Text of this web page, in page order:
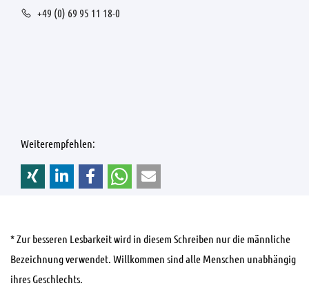
+49 (0) 69 95 11 18-0
Weiterempfehlen:
* Zur besseren Lesbarkeit wird in diesem Schreiben nur die männliche
Bezeichnung verwendet. Willkommen sind alle Menschen unabhängig
ihres Geschlechts.